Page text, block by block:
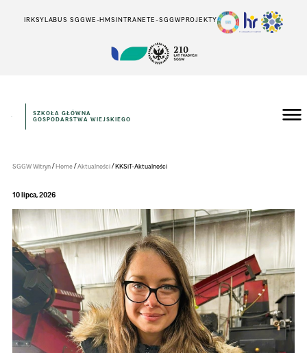
IRKSYLABUS SGGWE-HMSINTRANETE-SGGWPROJEKTY
Instytut
Inżynierii
SZKOŁA GŁÓWNA
GOSPODARSTWA WIEJSKIEGO
SGGW Witryn/Home/Aktualności/KKSiT-Aktualności
10 lipca, 2026